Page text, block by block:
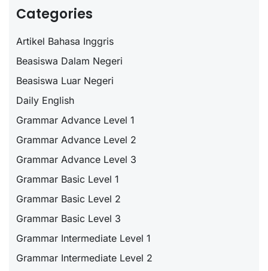
Categories
Artikel Bahasa Inggris
Beasiswa Dalam Negeri
Beasiswa Luar Negeri
Daily English
Grammar Advance Level 1
Grammar Advance Level 2
Grammar Advance Level 3
Grammar Basic Level 1
Grammar Basic Level 2
Grammar Basic Level 3
Grammar Intermediate Level 1
Grammar Intermediate Level 2